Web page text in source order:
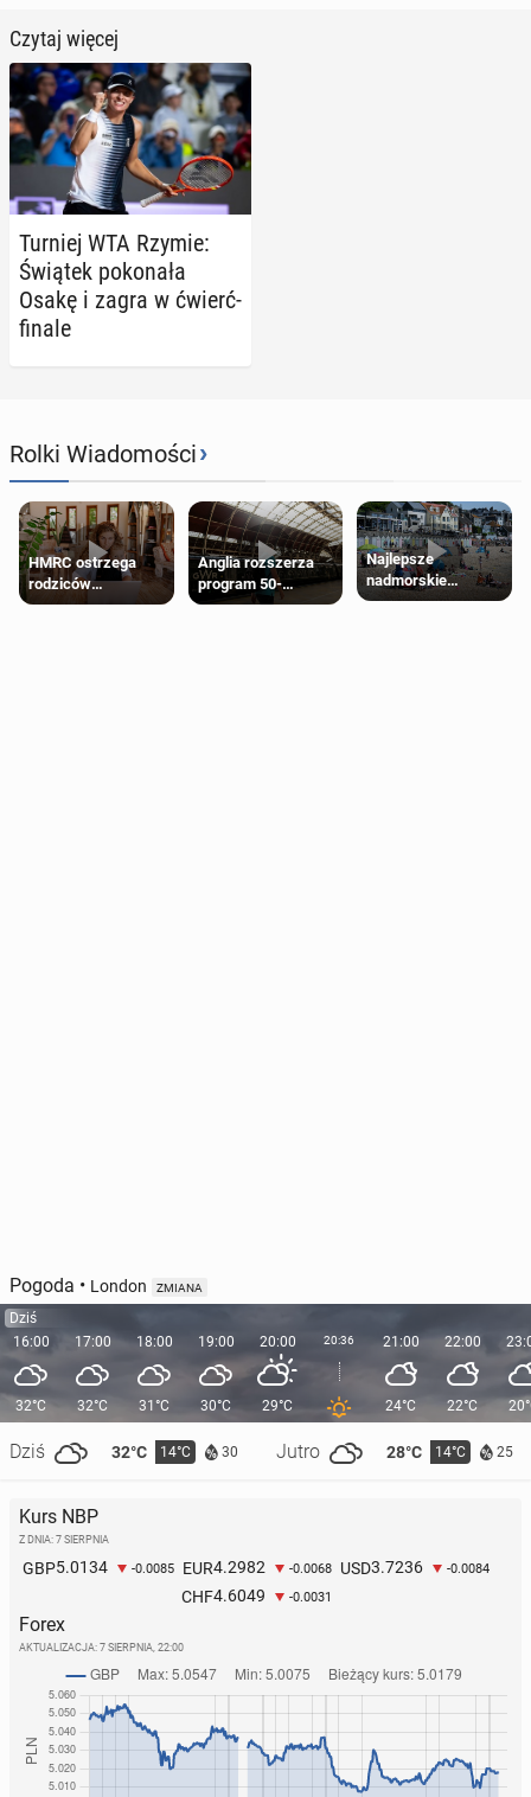
Czytaj więcej
Turniej WTA Rzymie:
Świątek po­ko­na­ła
Osakę i zagra w ćwierć­
fi­na­le
Rolki Wiadomości›
HMRC ostrzega
rodziców
pobierających Child
Anglia rozszerza
program 50-
procentowych
Najlepsze
nadmorskie
miasteczko blisko
Pogoda • London ZMIANA
Dziś
16:00
32°C
Dziś 32°C 14°C 30 Jutro 28°C 14°C 25
17:00
32°C
18:00
31°C
19:00
30°C
20:00
29°C
20:36 21:00
24°C
22:00
22°C
Kurs NBP
Z DNIA: 7 SIERPNIA
GBP5.0134 -0.0085 EUR4.2982 -0.0068 USD3.7236 -0.0084
CHF4.6049 -0.0031
Forex
AKTUALIZACJA: 7 SIERPNIA, 22:00